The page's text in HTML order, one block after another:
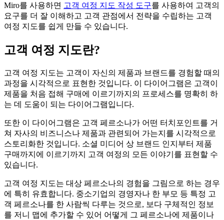
Miro를 사용하면 고객 여정 지도 작성 도구를 사용하여 고객의
요구를 더 잘 이해하고 고객 관점에서 전략을 수립하는 고객
여정 지도를 쉽게 만들 수 있습니다.
고객 여정 지도란?
고객 여정 지도는 고객이 자신의 제품과 브랜드를 경험할 때의
과정을 시각적으로 표현한 것입니다. 이 다이어그램은 고객이
제품을 처음 접해 구매에 이르기까지의 프로세스를 명확히 하
는 데 도움이 되는 다이어그램입니다.
또한 이 다이어그램은 고객 페르소나가 어떤 터치포인트를 거
쳐 자사의 비즈니스나 제품과 관련되어 가는지를 시각적으로
스토리화한 것입니다. 소셜 미디어 상 브랜드 인지부터 제품
구매까지에 이르기까지 고객 여정의 모든 이야기를 표현할 수
있습니다.
고객 여정 지도는 대상 페르소나의 경험을 그림으로 하는 경우
에 특히 유효합니다. 중소기업의 경영자나 한 부모 등 특정 고
객 페르소나를 한 사람씩 다루는 것으로, 보다 구체적인 정보
를 저니 맵에 추가할 수 있어 어떻게 그 페르소나에 제품이나